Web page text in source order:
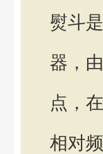
熨斗
器，
点，
相对